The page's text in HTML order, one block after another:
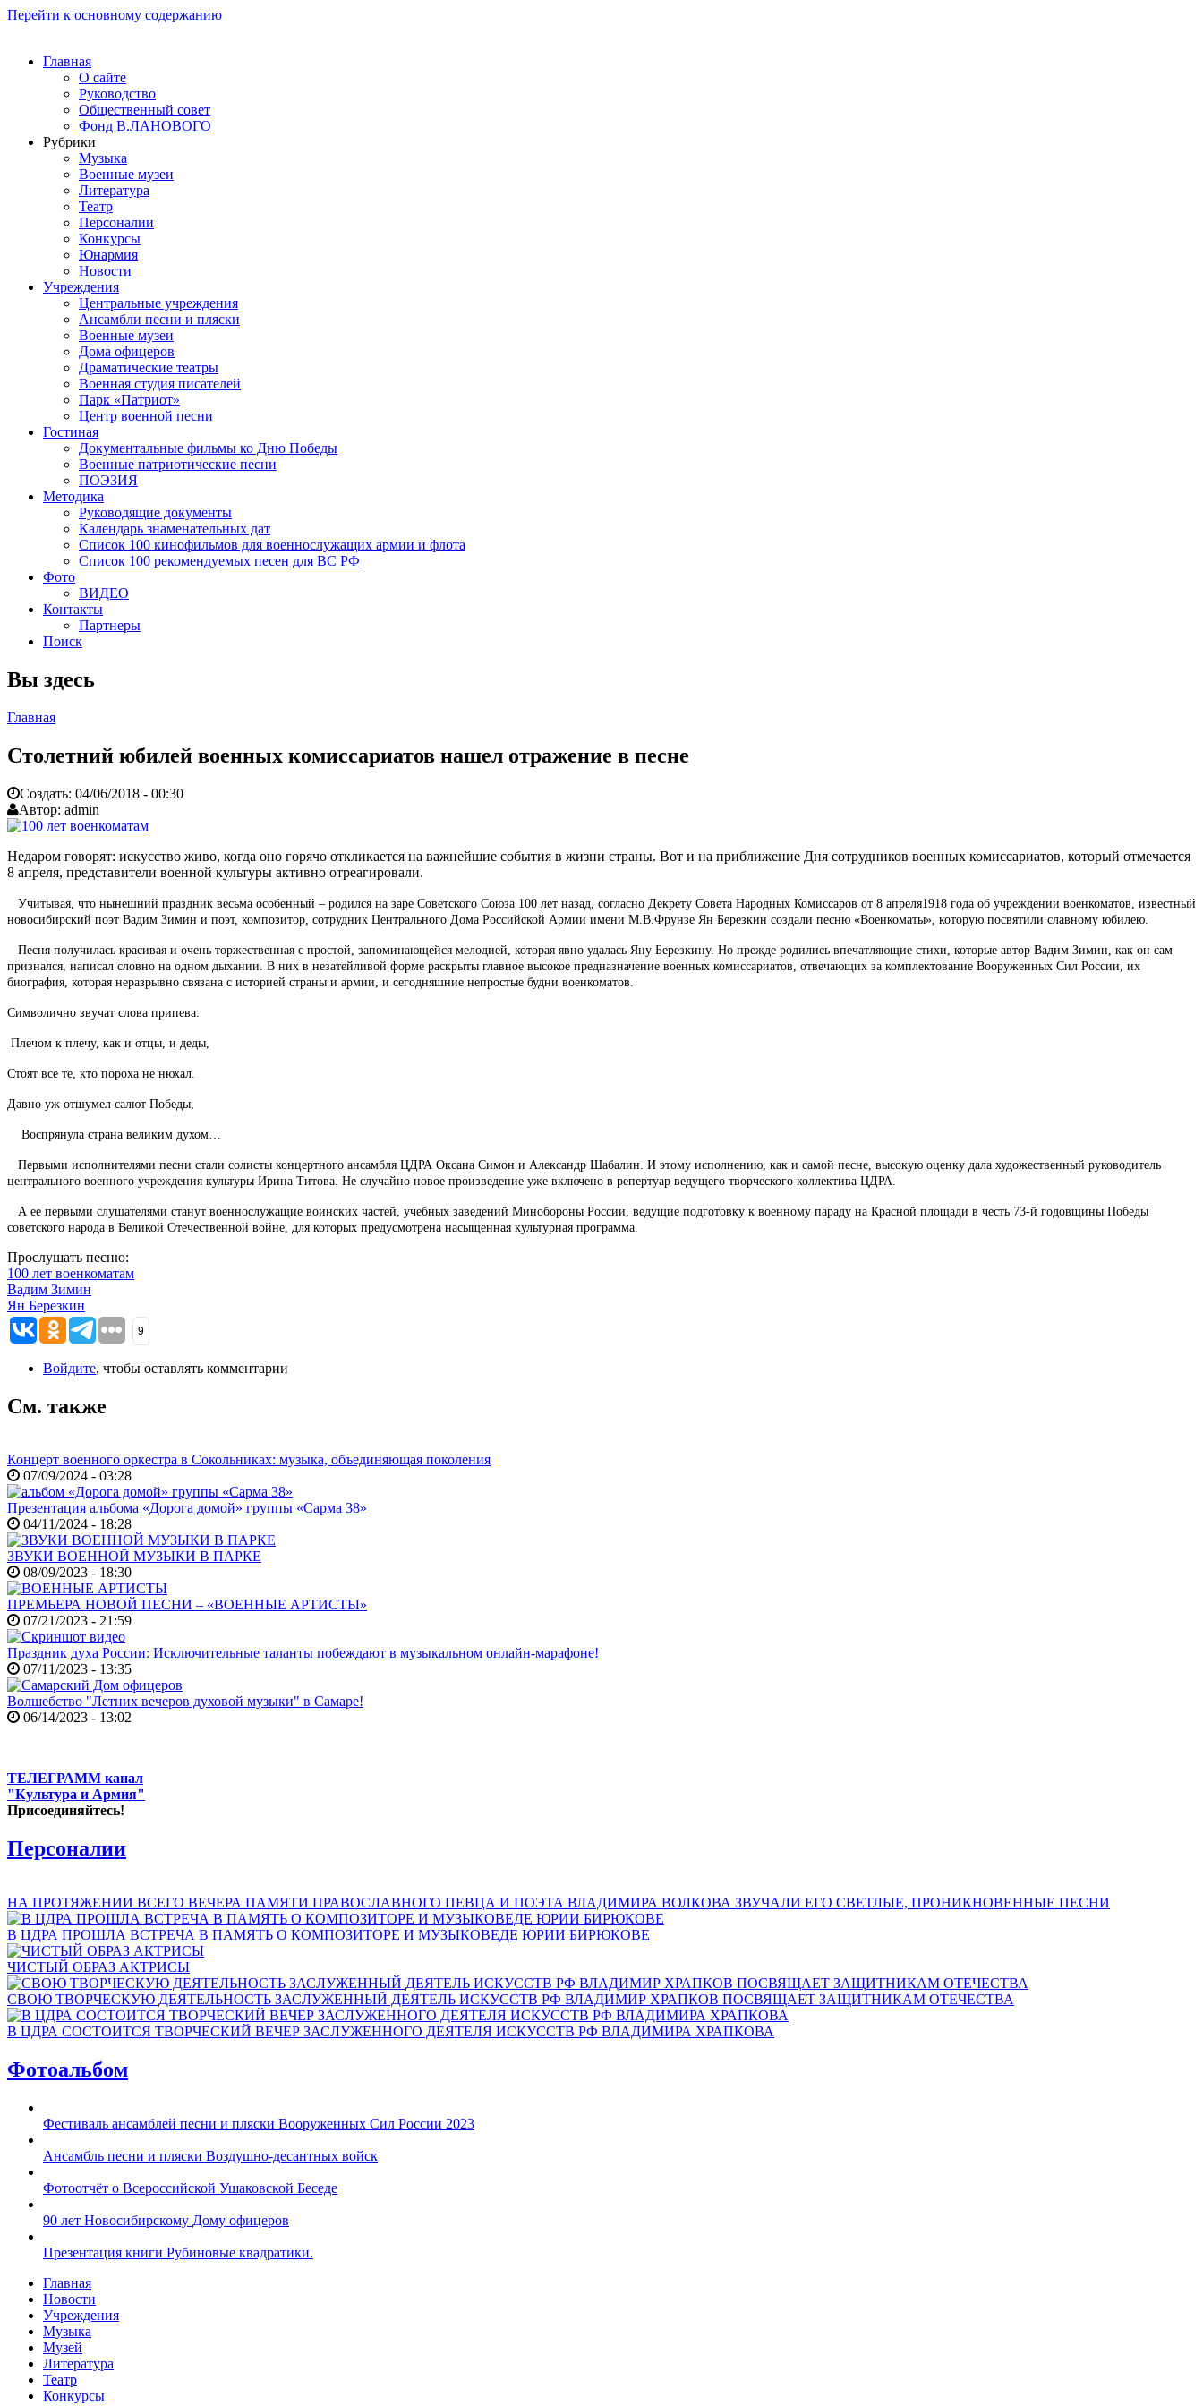
Перейти к основному содержанию
Главная
О сайте
Руководство
Общественный совет
Фонд В.ЛАНОВОГО
Рубрики
Музыка
Военные музеи
Литература
Театр
Персоналии
Конкурсы
Юнармия
Новости
Учреждения
Центральные учреждения
Ансамбли песни и пляски
Военные музеи
Дома офицеров
Драматические театры
Военная студия писателей
Парк «Патриот»
Центр военной песни
Гостиная
Документальные фильмы ко Дню Победы
Военные патриотические песни
ПОЭЗИЯ
Методика
Руководящие документы
Календарь знаменательных дат
Список 100 кинофильмов для военнослужащих армии и флота
Список 100 рекомендуемых песен для ВС РФ
Фото
ВИДЕО
Контакты
Партнеры
Поиск
Вы здесь
Главная
Столетний юбилей военных комиссариатов нашел отражение в песне
Создать: 04/06/2018 - 00:30
Автор: admin
Недаром говорят: искусство живо, когда оно горячо откликается на важнейшие события в жизни страны. Вот и на приближение Дня сотрудников военных комиссариатов, который отмечается
8 апреля, представители военной культуры активно отреагировали.
Учитывая, что нынешний праздник весьма особенный – родился на заре Советского Союза 100 лет назад, согласно Декрету Совета Народных Комиссаров от 8 апреля1918 года об учреждении военкоматов, известный
новосибирский поэт Вадим Зимин и поэт, композитор, сотрудник Центрального Дома Российской Армии имени М.В.Фрунзе Ян Березкин создали песню «Военкоматы», которую посвятили славному юбилею.
Песня получилась красивая и очень торжественная с простой, запоминающейся мелодией, которая явно удалась Яну Березкину. Но прежде родились впечатляющие стихи, которые автор Вадим Зимин, как он сам
признался, написал словно на одном дыхании. В них в незатейливой форме раскрыты главное высокое предназначение военных комиссариатов, отвечающих за комплектование Вооруженных Сил России, их
биография, которая неразрывно связана с историей страны и армии, и сегодняшние непростые будни военкоматов.
Символично звучат слова припева:
Плечом к плечу, как и отцы, и деды,
Стоят все те, кто пороха не нюхал.
Давно уж отшумел салют Победы,
Воспрянула страна великим духом…
Первыми исполнителями песни стали солисты концертного ансамбля ЦДРА Оксана Симон и Александр Шабалин. И этому исполнению, как и самой песне, высокую оценку дала художественный руководитель
центрального военного учреждения культуры Ирина Титова. Не случайно новое произведение уже включено в репертуар ведущего творческого коллектива ЦДРА.
А ее первыми слушателями станут военнослужащие воинских частей, учебных заведений Минобороны России, ведущие подготовку к военному параду на Красной площади в честь 73-й годовщины Победы
советского народа в Великой Отечественной войне, для которых предусмотрена насыщенная культурная программа.
Прослушать песню:
100 лет военкоматам
Вадим Зимин
Ян Березкин
9
Войдите, чтобы оставлять комментарии
См. также
Концерт военного оркестра в Сокольниках: музыка, объединяющая поколения
07/09/2024 - 03:28
Презентация альбома «Дорога домой» группы «Сарма 38»
04/11/2024 - 18:28
ЗВУКИ ВОЕННОЙ МУЗЫКИ В ПАРКЕ
08/09/2023 - 18:30
ПРЕМЬЕРА НОВОЙ ПЕСНИ – «ВОЕННЫЕ АРТИСТЫ»
07/21/2023 - 21:59
Праздник духа России: Исключительные таланты побеждают в музыкальном онлайн-марафоне!
07/11/2023 - 13:35
Волшебство "Летних вечеров духовой музыки" в Самаре!
06/14/2023 - 13:02
ТЕЛЕГРАММ канал
"Культура и Армия"
Присоединяйтесь!
Персоналии
НА ПРОТЯЖЕНИИ ВСЕГО ВЕЧЕРА ПАМЯТИ ПРАВОСЛАВНОГО ПЕВЦА И ПОЭТА ВЛАДИМИРА ВОЛКОВА ЗВУЧАЛИ ЕГО СВЕТЛЫЕ, ПРОНИКНОВЕННЫЕ ПЕСНИ
В ЦДРА ПРОШЛА ВСТРЕЧА В ПАМЯТЬ О КОМПОЗИТОРЕ И МУЗЫКОВЕДЕ ЮРИИ БИРЮКОВЕ
ЧИСТЫЙ ОБРАЗ АКТРИСЫ
СВОЮ ТВОРЧЕСКУЮ ДЕЯТЕЛЬНОСТЬ ЗАСЛУЖЕННЫЙ ДЕЯТЕЛЬ ИСКУССТВ РФ ВЛАДИМИР ХРАПКОВ ПОСВЯЩАЕТ ЗАЩИТНИКАМ ОТЕЧЕСТВА
В ЦДРА СОСТОИТСЯ ТВОРЧЕСКИЙ ВЕЧЕР ЗАСЛУЖЕННОГО ДЕЯТЕЛЯ ИСКУССТВ РФ ВЛАДИМИРА ХРАПКОВА
Фотоальбом
Фестиваль ансамблей песни и пляски Вооруженных Сил России 2023
Ансамбль песни и пляски Воздушно-десантных войск
Фотоотчёт о Всероссийской Ушаковской Беседе
90 лет Новосибирскому Дому офицеров
Презентация книги Рубиновые квадратики.
Главная
Новости
Учреждения
Музыка
Музей
Литература
Театр
Конкурсы